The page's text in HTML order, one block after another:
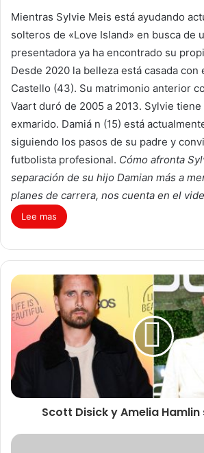
Mientras Sylvie Meis está ayudando
solteros de «Love Island» en busca de
presentadora ya ha encontrado su
Desde 2020 la belleza está casada con
Castello (43). Su matrimonio anterior
Vaart duró de 2005 a 2013. Sylvie
exmarido. Damiá n (15) está
siguiendo los pasos de su padre y
futbolista profesional. Cómo afronta
separación de su hijo Damian más a
planes de carrera, nos cuenta en el
Lee mas
Scott Disick y Amelia